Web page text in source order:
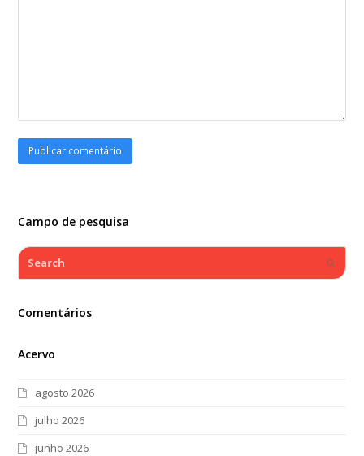
Campo de pesquisa
Search
Comentários
Acervo
agosto 2026
julho 2026
junho 2026